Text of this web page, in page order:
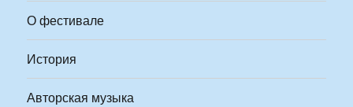
О фестивале
История
Авторская музыка